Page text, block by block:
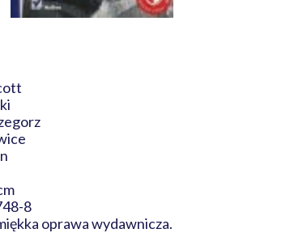
8
oprawa wydawnicza.